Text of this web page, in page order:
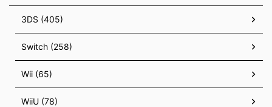
3DS (405)
Switch (258)
Wii (65)
WiiU (78)